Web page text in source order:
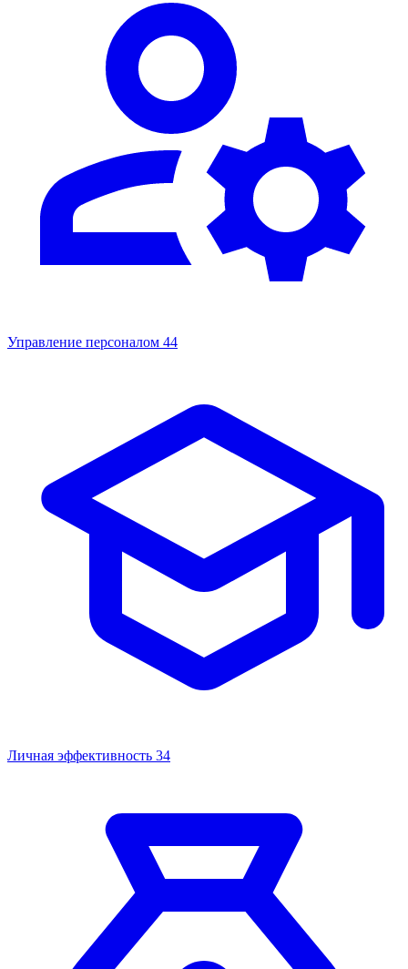
Управление персоналом 44
Личная эффективность 34